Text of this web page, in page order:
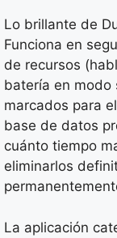
Lo brillante de
Funciona en
de recursos
batería en modo
marcados para
base de datos
cuánto tiempo
eliminarlos
La aplicación